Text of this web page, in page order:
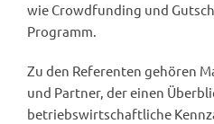
wie Crowdfunding und
Programm.
Zu den Referenten gehören
und Partner, der einen
betriebswirtschaftliche